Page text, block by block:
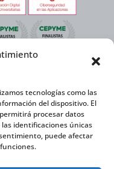
tecnologías como las
del dispositivo. El
procesar datos
identificaciones únicas
puede afectar